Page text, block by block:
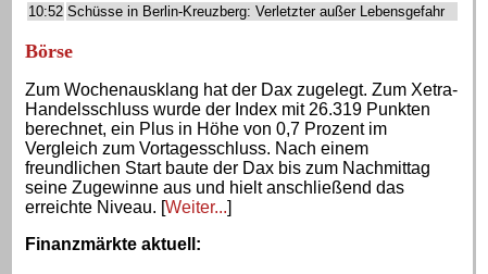
10:52 Schüsse in Berlin-Kreuzberg: Verletzter außer Lebensgefahr
Börse
Zum Wochenausklang hat der Dax zugelegt. Zum Xetra-
Handelsschluss wurde der Index mit 26.319 Punkten
berechnet, ein Plus in Höhe von 0,7 Prozent im
Vergleich zum Vortagesschluss. Nach einem
freundlichen Start baute der Dax bis zum Nachmittag
seine Zugewinne aus und hielt anschließend das
erreichte Niveau. [Weiter...]
Finanzmärkte aktuell :